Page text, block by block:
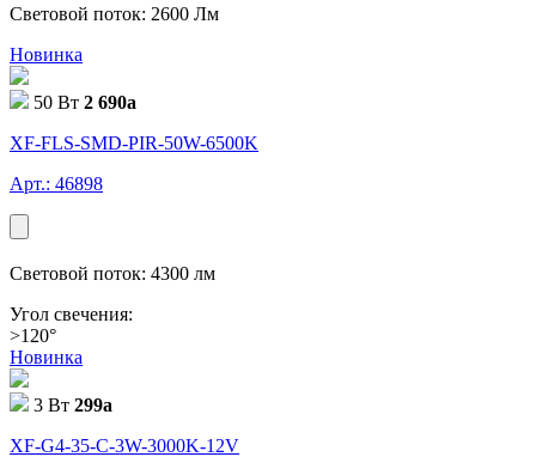
Световой поток: 2600 Лм
Новинка
50 Вт 2 690a
XF-FLS-SMD-PIR-50W-6500K
Арт.: 46898
Световой поток: 4300 лм
Угол свечения:
>120°
Новинка
3 Вт 299a
XF-G4-35-C-3W-3000K-12V